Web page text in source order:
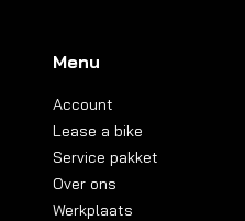
Menu
Account
Lease a bike
Service pakket
Over ons
Werkplaats